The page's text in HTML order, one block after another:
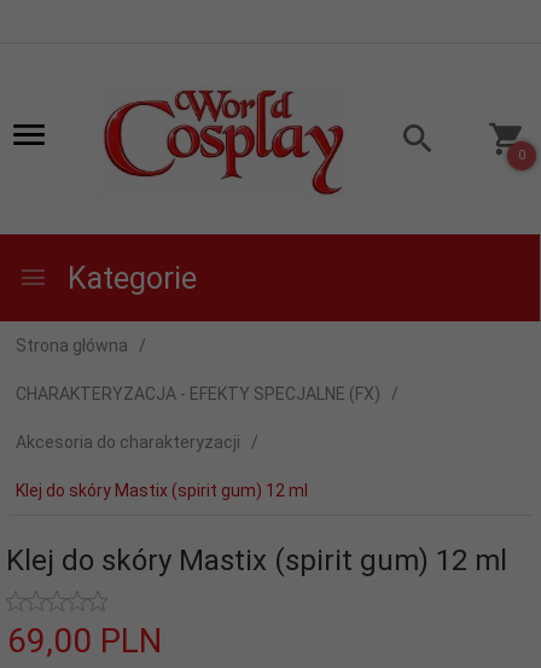
0
Kategorie
Strona główna
CHARAKTERYZACJA - EFEKTY SPECJALNE (FX)
Akcesoria do charakteryzacji
Klej do skóry Mastix (spirit gum) 12 ml
Klej do skóry Mastix (spirit gum) 12 ml
69,00 PLN